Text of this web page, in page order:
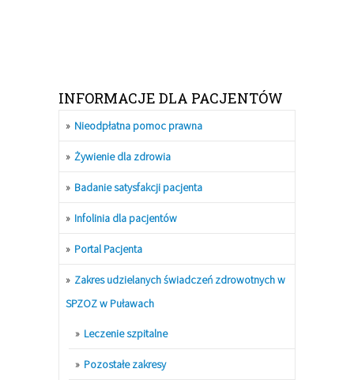
INFORMACJE DLA PACJENTÓW
Nieodpłatna pomoc prawna
Żywienie dla zdrowia
Badanie satysfakcji pacjenta
Infolinia dla pacjentów
Portal Pacjenta
Zakres udzielanych świadczeń zdrowotnych w
SPZOZ w Puławach
Leczenie szpitalne
Pozostałe zakresy